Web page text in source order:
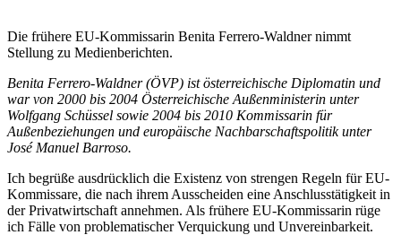
Die frühere EU-Kommissarin Benita Ferrero-Waldner nimmt
Stellung zu Medienberichten.
Benita Ferrero-Waldner (ÖVP) ist österreichische Diplomatin und
war von 2000 bis 2004 Österreichische Außenministerin unter
Wolfgang Schüssel sowie 2004 bis 2010 Kommissarin für
Außenbeziehungen und europäische Nachbarschaftspolitik unter
José Manuel Barroso.
Ich begrüße ausdrücklich die Existenz von strengen Regeln für EU-
Kommissare, die nach ihrem Ausscheiden eine Anschlusstätigkeit in
der Privatwirtschaft annehmen. Als frühere EU-Kommissarin rüge
ich Fälle von problematischer Verquickung und Unvereinbarkeit.